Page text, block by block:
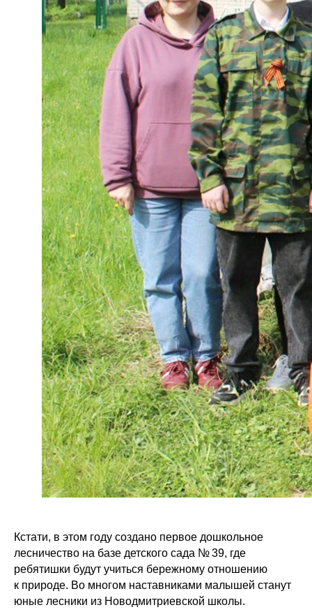
Кстати, в этом году создано первое дошкольное
лесничество на базе детского сада № 39, где
ребятишки будут учиться бережному отношению
к природе. Во многом наставниками малышей станут
юные лесники из Новодмитриевской школы.